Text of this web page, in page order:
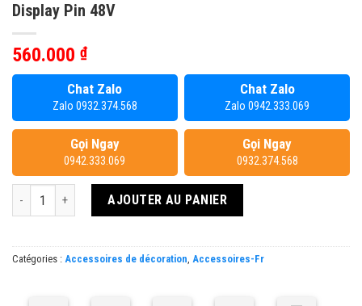
Display Pin 48V
560.000 ₫
Chat Zalo
Zalo 0932.374.568
Chat Zalo
Zalo 0942.333.069
Gọi Ngay
0942.333.069
Gọi Ngay
0932.374.568
quantité de Display Pin 48VAJOUTER AU PANIER
Catégories : Accessoires de décoration, Accessoires-Fr